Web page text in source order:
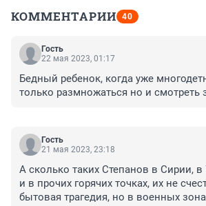
КОММЕНТАРИИ 40
Гость
22 мая 2023, 01:17
Бедный ребенок, когда уже
только размножаться но и смотреть
Гость
21 мая 2023, 23:18
А сколько таких Степанов в Сирии, в
и в прочих горячих точках, их не
бытовая трагедия, но в военных